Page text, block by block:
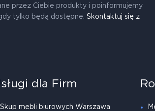
przez Ciebie produkty i poinformujemy
tylko będą dostępne. Skontaktuj się z
dla Firm
Skup mebli biurowych Warszawa